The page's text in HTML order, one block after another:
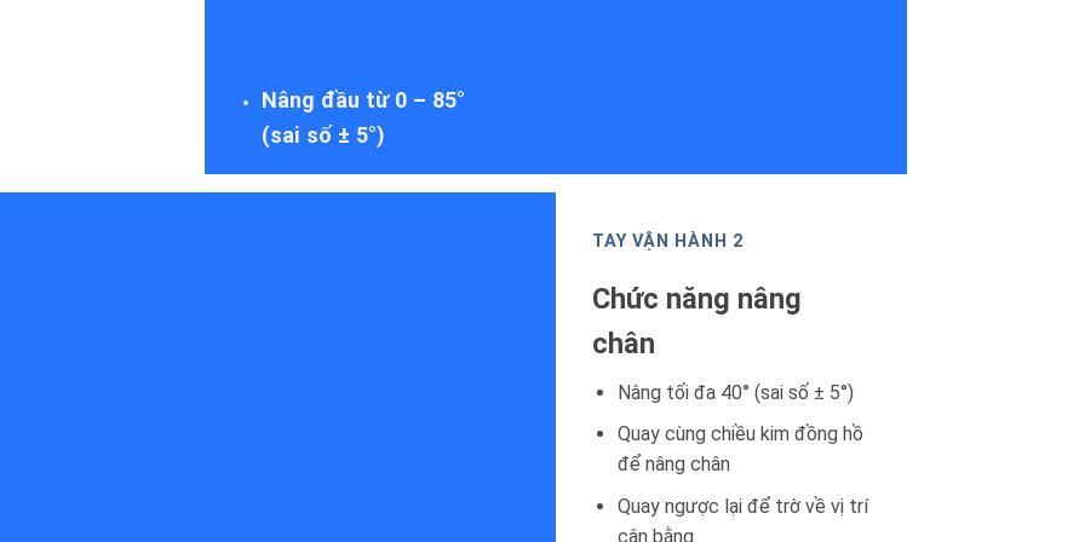
Nâng đầu từ 0 – 85°
(sai số ± 5°)
TAY VẬN HÀNH 2
Chức năng nâng
chân
Nâng tối đa 40° (sai số ± 5°)
Quay cùng chiều kim đồng hồ
để nâng chân
Quay ngược lại để trờ về vị trí
cân bằng